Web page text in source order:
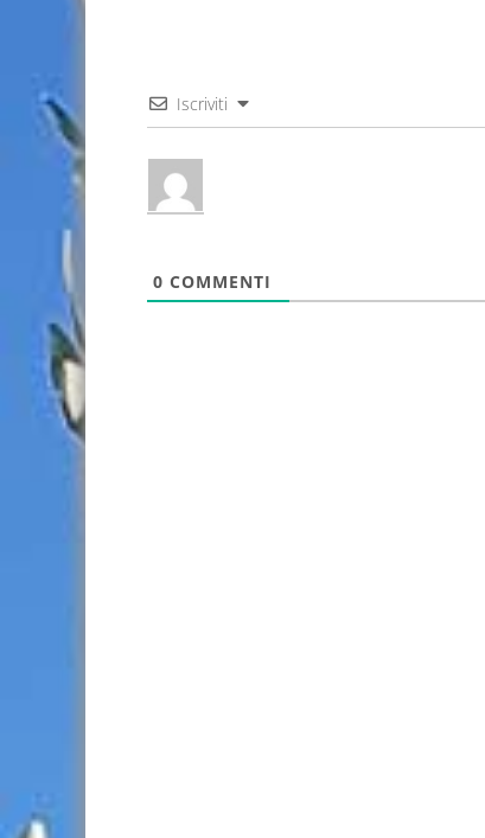
Iscriviti
0 COMMENTI